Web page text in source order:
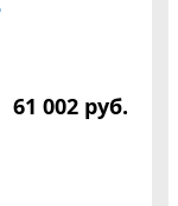
61 002 руб.